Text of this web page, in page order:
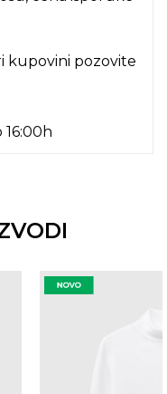
kupovini pozovite